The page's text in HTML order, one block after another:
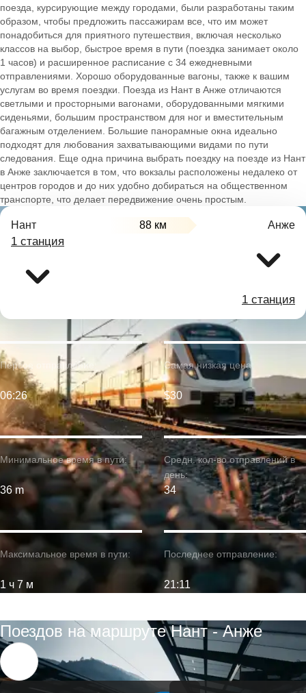
поезда, курсирующие между городами, были разработаны таким
образом, чтобы предложить пассажирам все, что им может
понадобиться для приятного путешествия, включая несколько
классов на выбор, быстрое время в пути (поездка занимает около
1 часов) и расширенное расписание с 34 ежедневными
отправлениями. Хорошо оборудованные вагоны, также к вашим
услугам во время поездки. Поезда из Нант в Анже отличаются
светлыми и просторными вагонами, оборудованными мягкими
сиденьями, большим пространством для ног и вместительным
багажным отделением. Большие панорамные окна идеально
подходят для любования захватывающими видами по пути
следования. Еще одна причина выбрать поездку на поезде из Нант
в Анже заключается в том, что вокзалы расположены недалеко от
центров городов и до них удобно добираться на общественном
транспорте, что делает передвижение очень простым.
Нант 88 км Анже
1 станция
1 станция
Минимальное время в пути:
36 m
Первое отправление:
06:26
Максимальное время в пути:
1 ч 7 м
Самая низкая цена:
$30
Средн. кол-во отправлений в
день:
34
Последнее отправление:
21:11
Поездов на маршруте Нант - Анже